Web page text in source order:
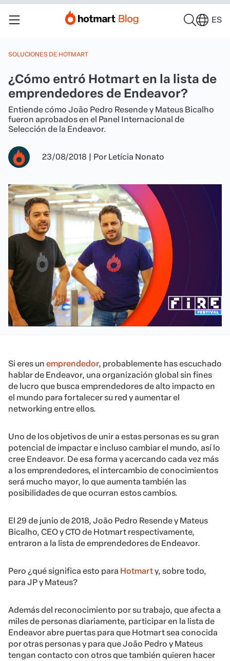
ES
SOLUCIONES DE HOTMART
¿Cómo entró Hotmart en la lista de
emprendedores de Endeavor?
Entiende cómo João Pedro Resende y Mateus Bicalho
fueron aprobados en el Panel Internacional de
Selección de la Endeavor.
23/08/2018 | Por Letícia Nonato
Si eres un emprendedor, probablemente has escuchado
hablar de Endeavor, una organización global sin fines
de lucro que busca emprendedores de alto impacto en
el mundo para fortalecer su red y aumentar el
networking entre ellos.
Uno de los objetivos de unir a estas personas es su gran
potencial de impactar e incluso cambiar el mundo, así lo
cree Endeavor. De esa forma y acercando cada vez más
a los emprendedores, el intercambio de conocimientos
será mucho mayor, lo que aumenta también las
posibilidades de que ocurran estos cambios.
El 29 de junio de 2018, João Pedro Resende y Mateus
Bicalho, CEO y CTO de Hotmart respectivamente,
entraron a la lista de emprendedores de Endeavor.
Pero ¿qué significa esto para Hotmarty, sobre todo,
para JP y Mateus?
Además del reconocimiento por su trabajo, que afecta a
miles de personas diariamente, participar en la lista de
Endeavor abre puertas para que Hotmart sea conocida
por otras personas y para que João Pedro y Mateus
tengan contacto con otros que también quieren hacer